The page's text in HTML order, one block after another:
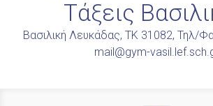
Τάξεις
Βασιλική Λευκάδας, ΤΚ 31082, Τηλ/
mail@gym-